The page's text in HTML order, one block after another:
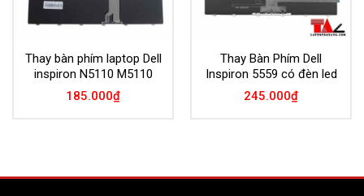
Thay bàn phím laptop Dell
inspiron N5110 M5110
185.000₫
Thay Bàn Phím Dell
Inspiron 5559 có đèn led
245.000₫